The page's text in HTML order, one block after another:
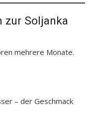
zur Soljanka
mehrere Monate.
– der Geschmack